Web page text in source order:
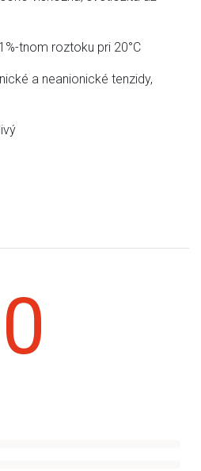
tnom roztoku pri 20°C
a neanionické tenzidy,
0